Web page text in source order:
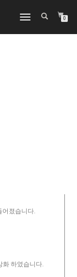
토
내
0
어졌습니다.
화 하였습니다.